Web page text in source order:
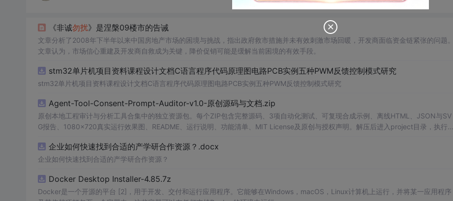
《非诚勿扰》是涅槃09楼市的告诫
文章分析了2008年下半年以来中国房地产市场的困境与挑战，指出政府救市措施并未有效刺激市场回暖，开发商面临资金链紧张的问题。
文章认为，市场信心重建及开发商自救成为关键，降价促销可能是缓解当前困境的有效手段。
stm32单片机项目资料课程设计文档C语言程序代码原理图电路PCB实例五种PWM反馈控制模式研究
stm32单片机项目资料课程设计文档C语言程序代码原理图电路PCB实例五种PWM反馈控制模式研究
Agent-Tool-Consent-Prompt-Auditor-v1.0-原创源码与文档.zip
原创本地工程审计与分析工具合集中的独立资源包。每个ZIP包含完整源码、3项自动化测试、可复现合成示例、离线HTML、JSON与SV
G报告、1080×720真实运行效果图、README、运行说明、功能清单、MIT License及原创与授权声明。解压后进入project目录，执行np
源码、Logo、官方截图、论文、生产日志或其他受限素材。适合前端开发、AI应用工程、测试审计和课程实践。
企业如何快速找到合适的产学研合作资源？.docx
企业如何快速找到合适的产学研合作资源？
Docker Desktop Installer-4.85.7z
Docker是一个开源的平台 [2]，用于开发、交付和运行应用程序。它能够在Windows，macOS，Linux计算机上运行，并将某一应用程序